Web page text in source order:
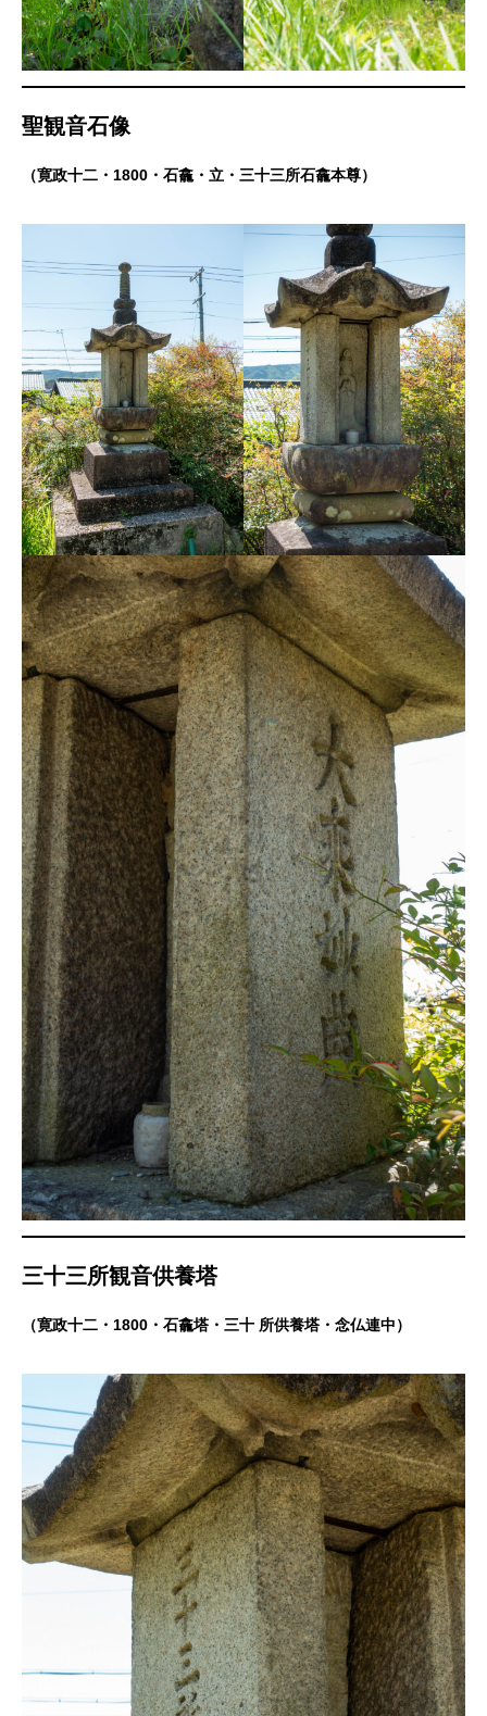
聖観音石像
（寛政十二・1800・石龕・立・三十三所石龕本尊）
三十三所観音供養塔
（寛政十二・1800・石龕塔・三十 所供養塔・念仏連中）